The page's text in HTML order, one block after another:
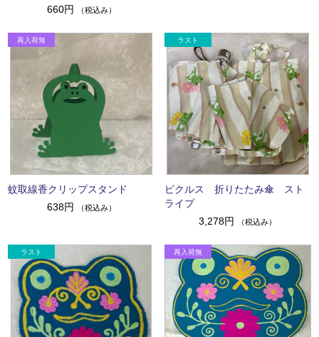
660円
（税込み）
蚊取線香クリップスタンド
638円
（税込み）
ピクルス 折りたたみ傘 スト
ライプ
3,278円
（税込み）